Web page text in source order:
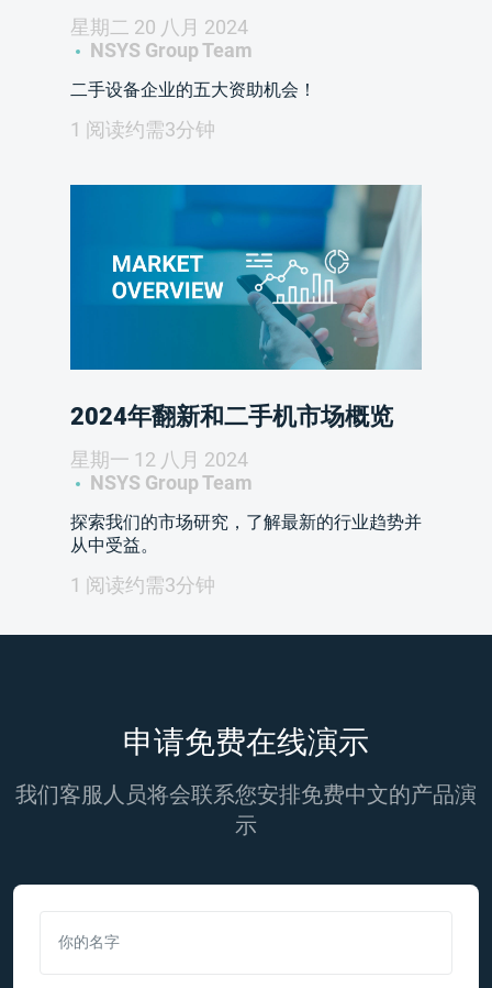
星期二 20 八月 2024
NSYS Group Team
二手设备企业的五大资助机会！
1 阅读约需3分钟
2024年翻新和二手机市场概览
星期一 12 八月 2024
NSYS Group Team
探索我们的市场研究，了解最新的行业趋势并
从中受益。
1 阅读约需3分钟
申请免费在线演示
我们客服人员将会联系您安排免费中文的产品演
示
你的名字